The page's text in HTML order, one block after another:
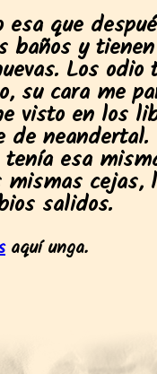
esa que
baños y
Los odio
su cara me
visto en los
de
esa
cejas,
salidos.
aquí unga.